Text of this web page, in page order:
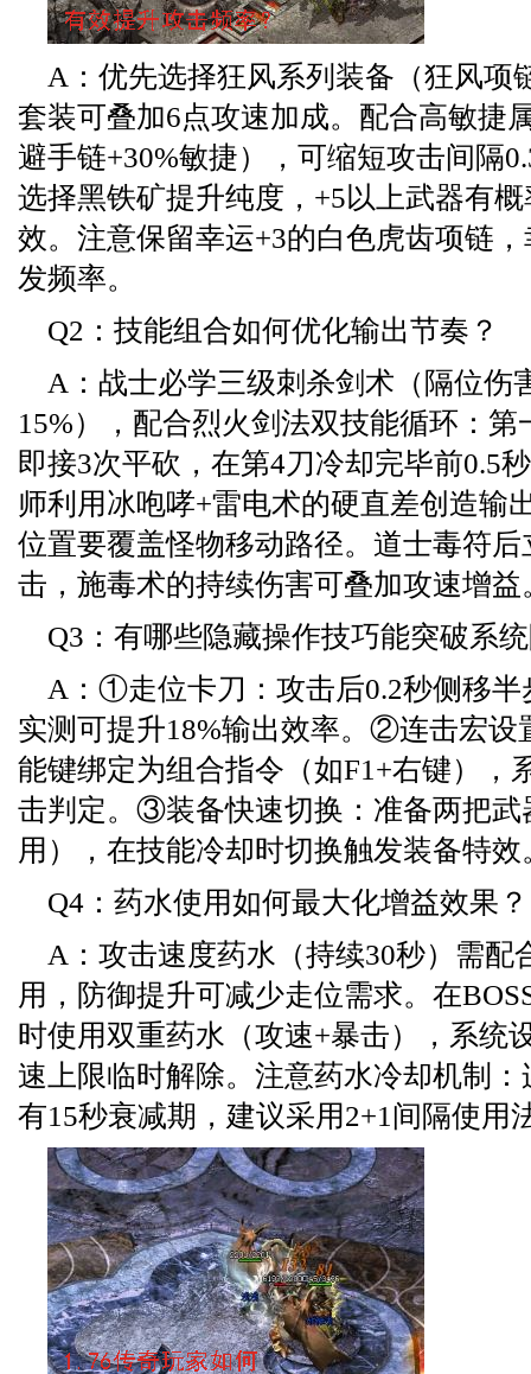
A：优先选择狂风系列装备（狂风项
套装可叠加6点攻速加成。配合高敏捷
避手链+30%敏捷），可缩短攻击间隔
选择黑铁矿提升纯度，+5以上武器有
效。注意保留幸运+3的白色虎齿项链
发频率。
Q2：技能组合如何优化输出节奏？
A：战士必学三级刺杀剑术（隔位伤
15%），配合烈火剑法双技能循环：
即接3次平砍，在第4刀冷却完毕前0.5
师利用冰咆哮+雷电术的硬直差创造输
位置要覆盖怪物移动路径。道士毒符
击，施毒术的持续伤害可叠加攻速增益
Q3：有哪些隐藏操作技巧能突破系
A：①走位卡刀：攻击后0.2秒侧移半
实测可提升18%输出效率。②连击宏设
能键绑定为组合指令（如F1+右键），
击判定。③装备快速切换：准备两把武
用），在技能冷却时切换触发装备特效
Q4：药水使用如何最大化增益效果？
A：攻击速度药水（持续30秒）需配
用，防御提升可减少走位需求。在
时使用双重药水（攻速+暴击），系统
速上限临时解除。注意药水冷却机制
有15秒衰减期，建议采用2+1间隔使用